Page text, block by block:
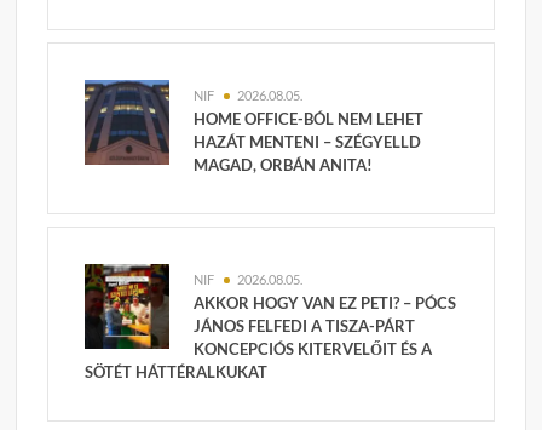
NIF 2026.08.05.
HOME OFFICE-BÓL NEM LEHET
HAZÁT MENTENI – SZÉGYELLD
MAGAD, ORBÁN ANITA!
NIF 2026.08.05.
AKKOR HOGY VAN EZ PETI? – PÓCS
JÁNOS FELFEDI A TISZA-PÁRT
KONCEPCIÓS KITERVELŐIT ÉS A
SÖTÉT HÁTTÉRALKUKAT